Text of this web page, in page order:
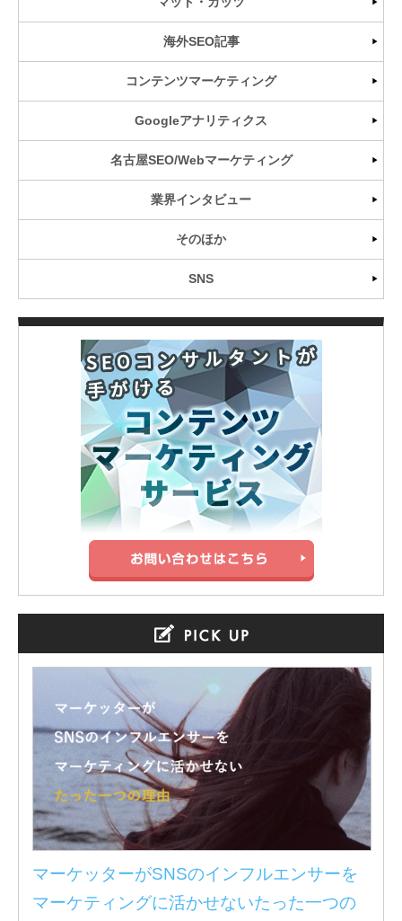
海外SEO記事
コンテンツマーケティング
Googleアナリティクス
名古屋SEO/Webマーケティング
業界インタビュー
そのほか
SNS
マーケッターがSNSのインフルエンサーを
マーケティングに活かせないたった一つの